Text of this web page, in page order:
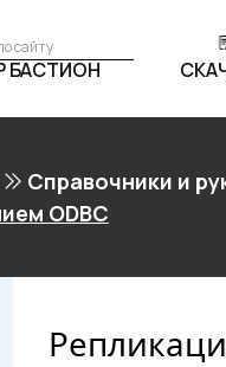
БАСТИОН
Справочники и
ODBC